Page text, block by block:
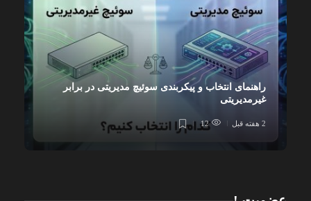
راهنمای انتخاب و پیکربندی سوئیچ مدیریتی در برابر
غیرمدیریتی
2 هفته قبل 12